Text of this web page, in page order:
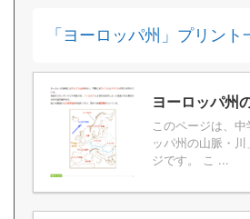
「ヨーロッパ州」プリン
ヨーロッパ州
このページは、
ッパ州の山脈・
ジです。 こ ...